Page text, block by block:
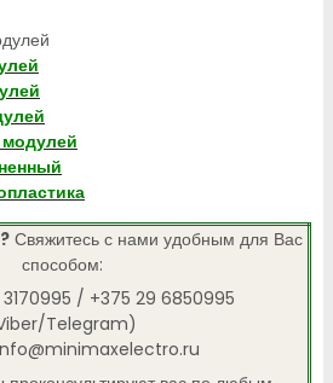
модулей
Свяжитесь с нами удобным для Вас
способом:
/ +375 29 6850995
Telegram)